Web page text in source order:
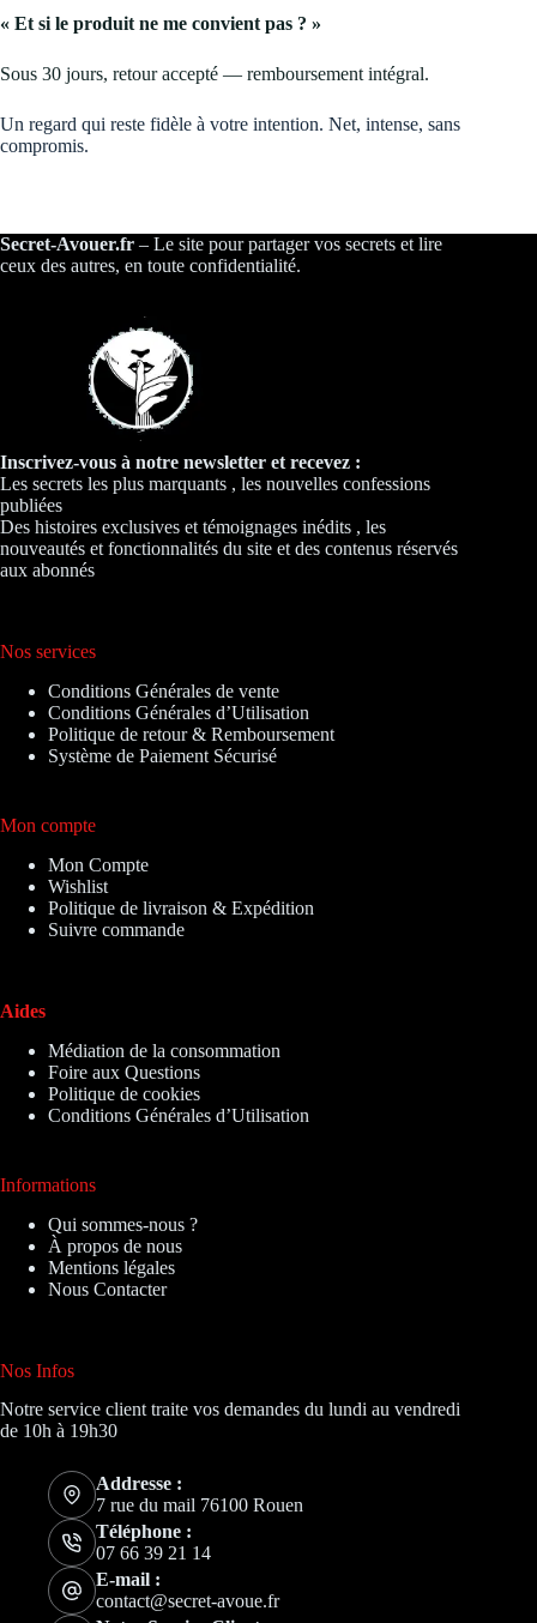
« Et si le produit ne me convient pas ? »
Sous 30 jours, retour accepté — remboursement intégral.
Un regard qui reste fidèle à votre intention. Net, intense, sans
compromis.
Secret-Avouer.fr – Le site pour partager vos secrets et lire
ceux des autres, en toute confidentialité.
Inscrivez-vous à notre newsletter et recevez :
Les secrets les plus marquants , les nouvelles confessions
publiées
Des histoires exclusives et témoignages inédits , les
nouveautés et fonctionnalités du site et des contenus réservés
aux abonnés
Nos services
Conditions Générales de vente
Conditions Générales d’Utilisation
Politique de retour & Remboursement
Système de Paiement Sécurisé
Mon compte
Mon Compte
Wishlist
Politique de livraison & Expédition
Suivre commande
Aides
Médiation de la consommation
Foire aux Questions
Politique de cookies
Conditions Générales d’Utilisation
Informations
Qui sommes-nous ?
À propos de nous
Mentions légales
Nous Contacter
Nos Infos
Notre service client traite vos demandes du lundi au vendredi
de 10h à 19h30
Addresse :
7 rue du mail 76100 Rouen
Téléphone :
07 66 39 21 14
E-mail :
contact@secret-avoue.fr